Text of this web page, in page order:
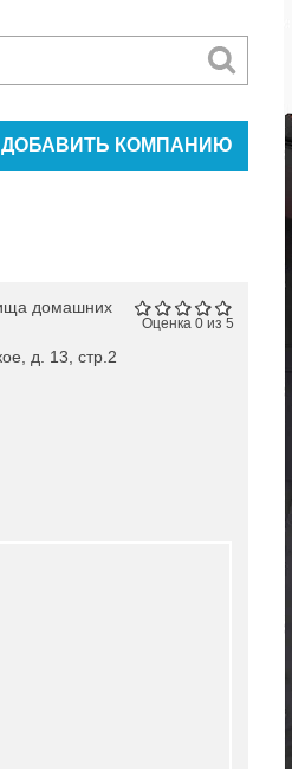
ДОБАВИТЬ КОМПАНИЮ
Оценка 0 из 5
домашних
д. 13, стр.2